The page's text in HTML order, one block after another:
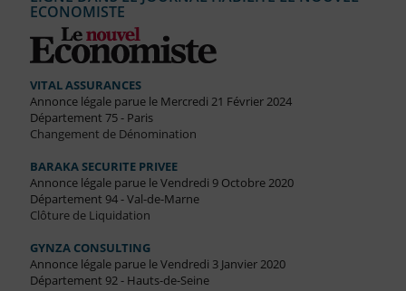
ECONOMISTE
VITAL ASSURANCES
Annonce légale parue le Mercredi 21 Février 2024
Département 75 - Paris
Changement de Dénomination
BARAKA SECURITE PRIVEE
Annonce légale parue le Vendredi 9 Octobre 2020
Département 94 - Val-de-Marne
Clôture de Liquidation
GYNZA CONSULTING
Annonce légale parue le Vendredi 3 Janvier 2020
Département 92 - Hauts-de-Seine